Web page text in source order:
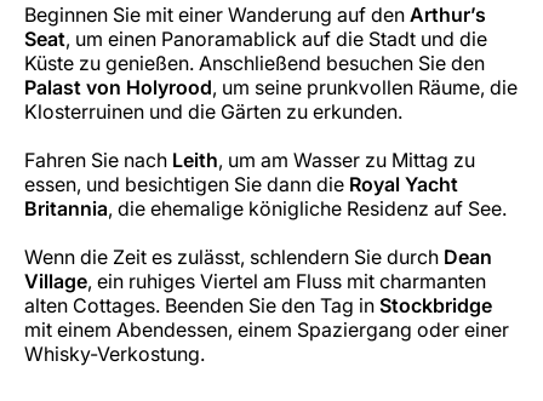
Beginnen Sie mit einer Wanderung auf den Arthur’s
Seat, um einen Panoramablick auf die Stadt und die
Küste zu genießen. Anschließend besuchen Sie den
Palast von Holyrood, um seine prunkvollen Räume, die
Klosterruinen und die Gärten zu erkunden.
Fahren Sie nach Leith, um am Wasser zu Mittag zu
essen, und besichtigen Sie dann die Royal Yacht
Britannia, die ehemalige königliche Residenz auf See.
Wenn die Zeit es zulässt, schlendern Sie durch Dean
Village, ein ruhiges Viertel am Fluss mit charmanten
alten Cottages. Beenden Sie den Tag in Stockbridge
mit einem Abendessen, einem Spaziergang oder einer
Whisky-Verkostung.